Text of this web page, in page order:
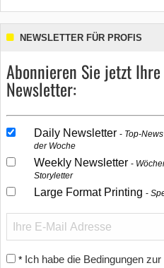
NEWSLETTER FÜR PROFIS
Abonnieren Sie jetzt
Newsletter:
Daily Newsletter
Top-
der Woche
Weekly Newsletter
Storyletter
Large Format Printing
* Ich habe die Bedingungen